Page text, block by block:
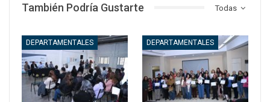
Todas
También Podría Gustarte
DEPARTAMENTALES DEPARTAMENTALES